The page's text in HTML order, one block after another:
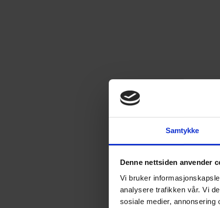
Samtykke
Denne nettsiden anvender
Vi bruker
analysere trafikken vår. Vi
sosiale medier, annonsering